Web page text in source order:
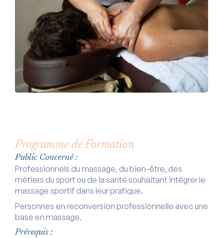
Programme de Formation
Public Concerné :
Professionnels du massage, du bien-être, des
métiers du sport ou de la santé souhaitant intégrer le
massage sportif dans leur pratique.
Personnes en reconversion professionnelle avec une
base en massage.
Prérequis :